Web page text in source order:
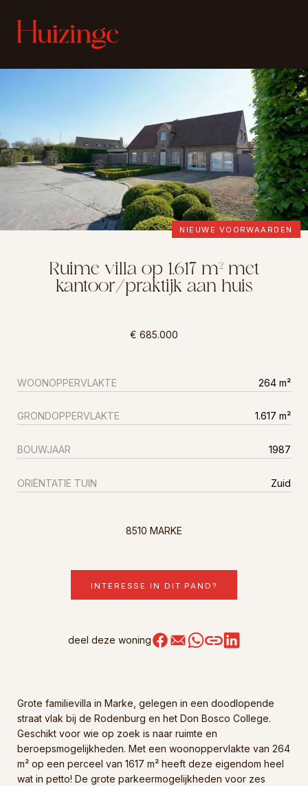
NIEUWE VOORWAARDEN
Ruime villa op 1.617 m² met
kantoor/praktijk aan huis
€ 685.000
WOONOPPERVLAKTE 264 m²
GRONDOPPERVLAKTE 1.617 m²
BOUWJAAR 1987
ORIËNTATIE TUIN Zuid
8510 MARKE
INTERESSE IN DIT PAND?
deel deze woning
Grote familievilla in Marke, gelegen in een doodlopende
straat vlak bij de Rodenburg en het Don Bosco College.
Geschikt voor wie op zoek is naar ruimte en
beroepsmogelijkheden. Met een woonoppervlakte van 264
m² op een perceel van 1617 m² heeft deze eigendom heel
wat in petto! De grote parkeermogelijkheden voor zes